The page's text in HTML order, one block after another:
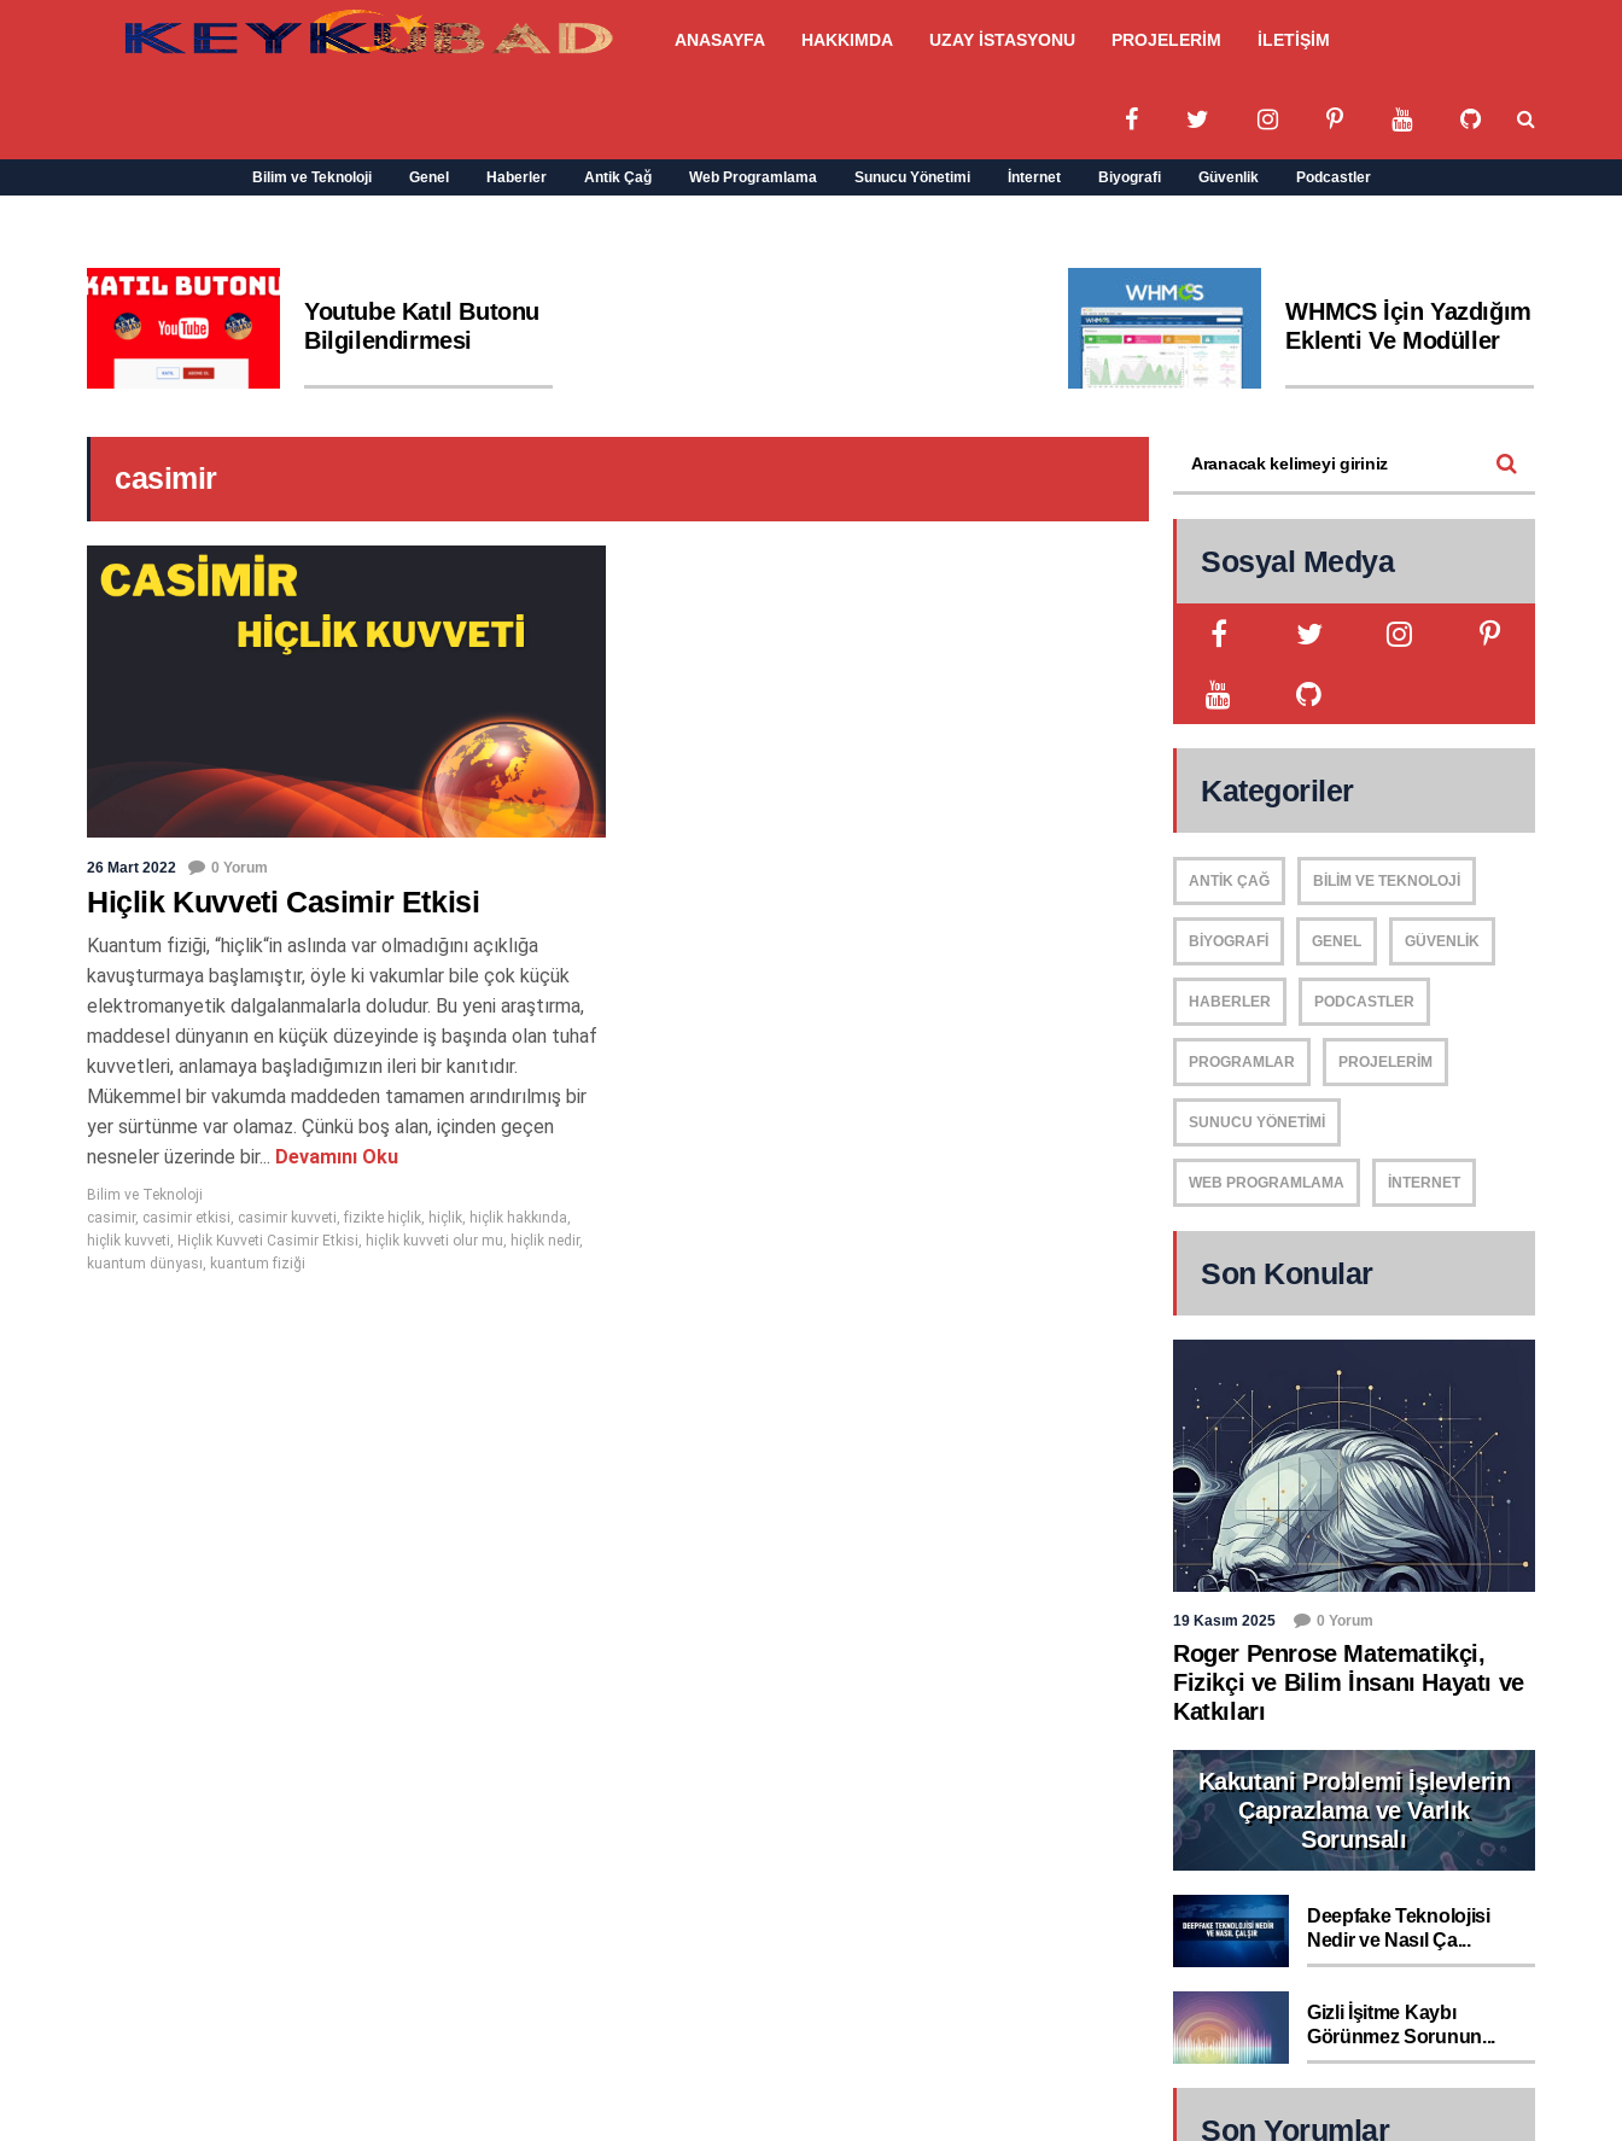
ANASAYFA HAKKIMDA UZAY İSTASYONU PROJELERİM İLETİŞİM
Bilim ve Teknoloji Genel Haberler Antik Çağ Web Programlama Sunucu Yönetimi İnternet Biyografi Güvenlik Podcastler
Youtube Katıl Butonu
Bilgilendirmesi
WHMCS İçin Yazdığım
Eklenti Ve Modüller
casimir
26 Mart 2022 0 Yorum
Hiçlik Kuvveti Casimir Etkisi
Kuantum fiziği, “hiçlik“in aslında var olmadığını açıklığa
kavuşturmaya başlamıştır, öyle ki vakumlar bile çok küçük
elektromanyetik dalgalanmalarla doludur. Bu yeni araştırma,
maddesel dünyanın en küçük düzeyinde iş başında olan tuhaf
kuvvetleri, anlamaya başladığımızın ileri bir kanıtıdır.
Mükemmel bir vakumda maddeden tamamen arındırılmış bir
yer sürtünme var olamaz. Çünkü boş alan, içinden geçen
nesneler üzerinde bir... Devamını Oku
Bilim ve Teknoloji
casimir, casimir etkisi, casimir kuvveti, fizikte hiçlik, hiçlik, hiçlik hakkında,
hiçlik kuvveti, Hiçlik Kuvveti Casimir Etkisi, hiçlik kuvveti olur mu, hiçlik nedir,
kuantum dünyası, kuantum fiziği
Sosyal Medya
Kategoriler
ANTIK ÇAĞ BILIM VE TEKNOLOJI
BIYOGRAFI GENEL GÜVENLIK
HABERLER PODCASTLER
PROGRAMLAR PROJELERIM
SUNUCU YÖNETIMI
WEB PROGRAMLAMA İNTERNET
Son Konular
19 Kasım 2025 0 Yorum
Roger Penrose Matematikçi,
Fizikçi ve Bilim İnsanı Hayatı ve
Katkıları
Kakutani Problemi İşlevlerin
Çaprazlama ve Varlık
Sorunsalı
Deepfake Teknolojisi
Nedir ve Nasıl Ça...
Gizli İşitme Kaybı
Görünmez Sorunun...
Son Yorumlar